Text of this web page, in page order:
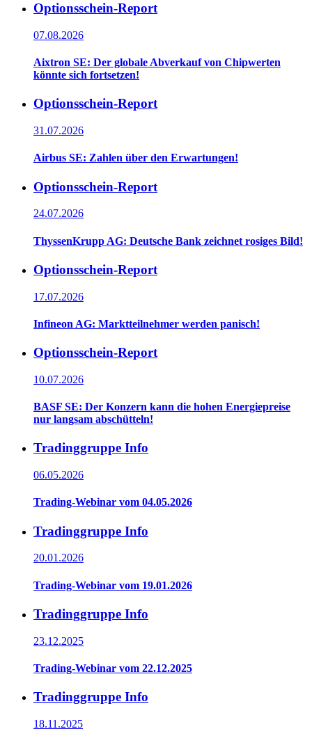
Optionsschein-Report
07.08.2026
Aixtron SE: Der globale Abverkauf von Chipwerten
könnte sich fortsetzen!
Optionsschein-Report
31.07.2026
Airbus SE: Zahlen über den Erwartungen!
Optionsschein-Report
24.07.2026
ThyssenKrupp AG: Deutsche Bank zeichnet rosiges Bild!
Optionsschein-Report
17.07.2026
Infineon AG: Marktteilnehmer werden panisch!
Optionsschein-Report
10.07.2026
BASF SE: Der Konzern kann die hohen Energiepreise
nur langsam abschütteln!
Tradinggruppe Info
06.05.2026
Trading-Webinar vom 04.05.2026
Tradinggruppe Info
20.01.2026
Trading-Webinar vom 19.01.2026
Tradinggruppe Info
23.12.2025
Trading-Webinar vom 22.12.2025
Tradinggruppe Info
18.11.2025